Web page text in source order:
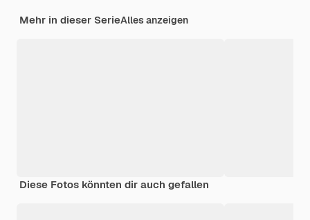
Mehr in dieser SerieAlles anzeigen
Diese Fotos könnten dir auch gefallen